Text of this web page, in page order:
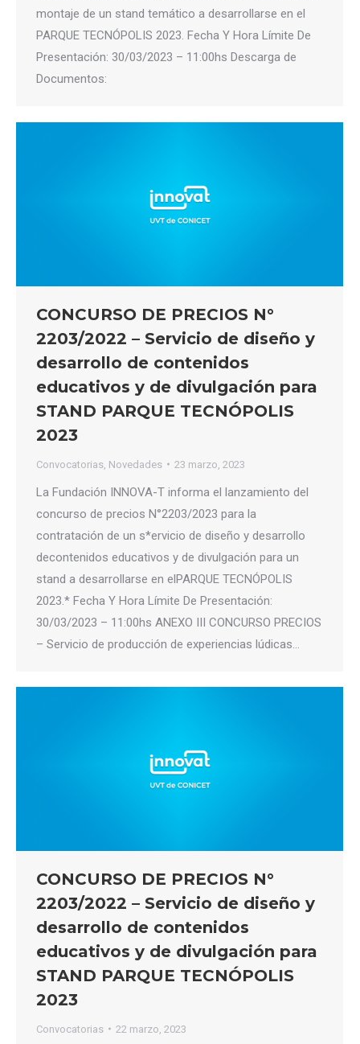
montaje de un stand temático a desarrollarse en el
PARQUE TECNÓPOLIS 2023. Fecha Y Hora Límite De
Presentación: 30/03/2023 – 11:00hs Descarga de
Documentos:
CONCURSO DE PRECIOS N°
2203/2022 – Servicio de diseño y
desarrollo de contenidos
educativos y de divulgación para
STAND PARQUE TECNÓPOLIS
2023
Convocatorias Novedades 23 marzo, 2023
La Fundación INNOVA-T informa el lanzamiento del
concurso de precios N°2203/2023 para la
contratación de un s*ervicio de diseño y desarrollo
decontenidos educativos y de divulgación para un
stand a desarrollarse en elPARQUE TECNÓPOLIS
2023.* Fecha Y Hora Límite De Presentación:
30/03/2023 – 11:00hs ANEXO III CONCURSO PRECIOS
– Servicio de producción de experiencias lúdicas…
CONCURSO DE PRECIOS N°
2203/2022 – Servicio de diseño y
desarrollo de contenidos
educativos y de divulgación para
STAND PARQUE TECNÓPOLIS
2023
Convocatorias 22 marzo, 2023